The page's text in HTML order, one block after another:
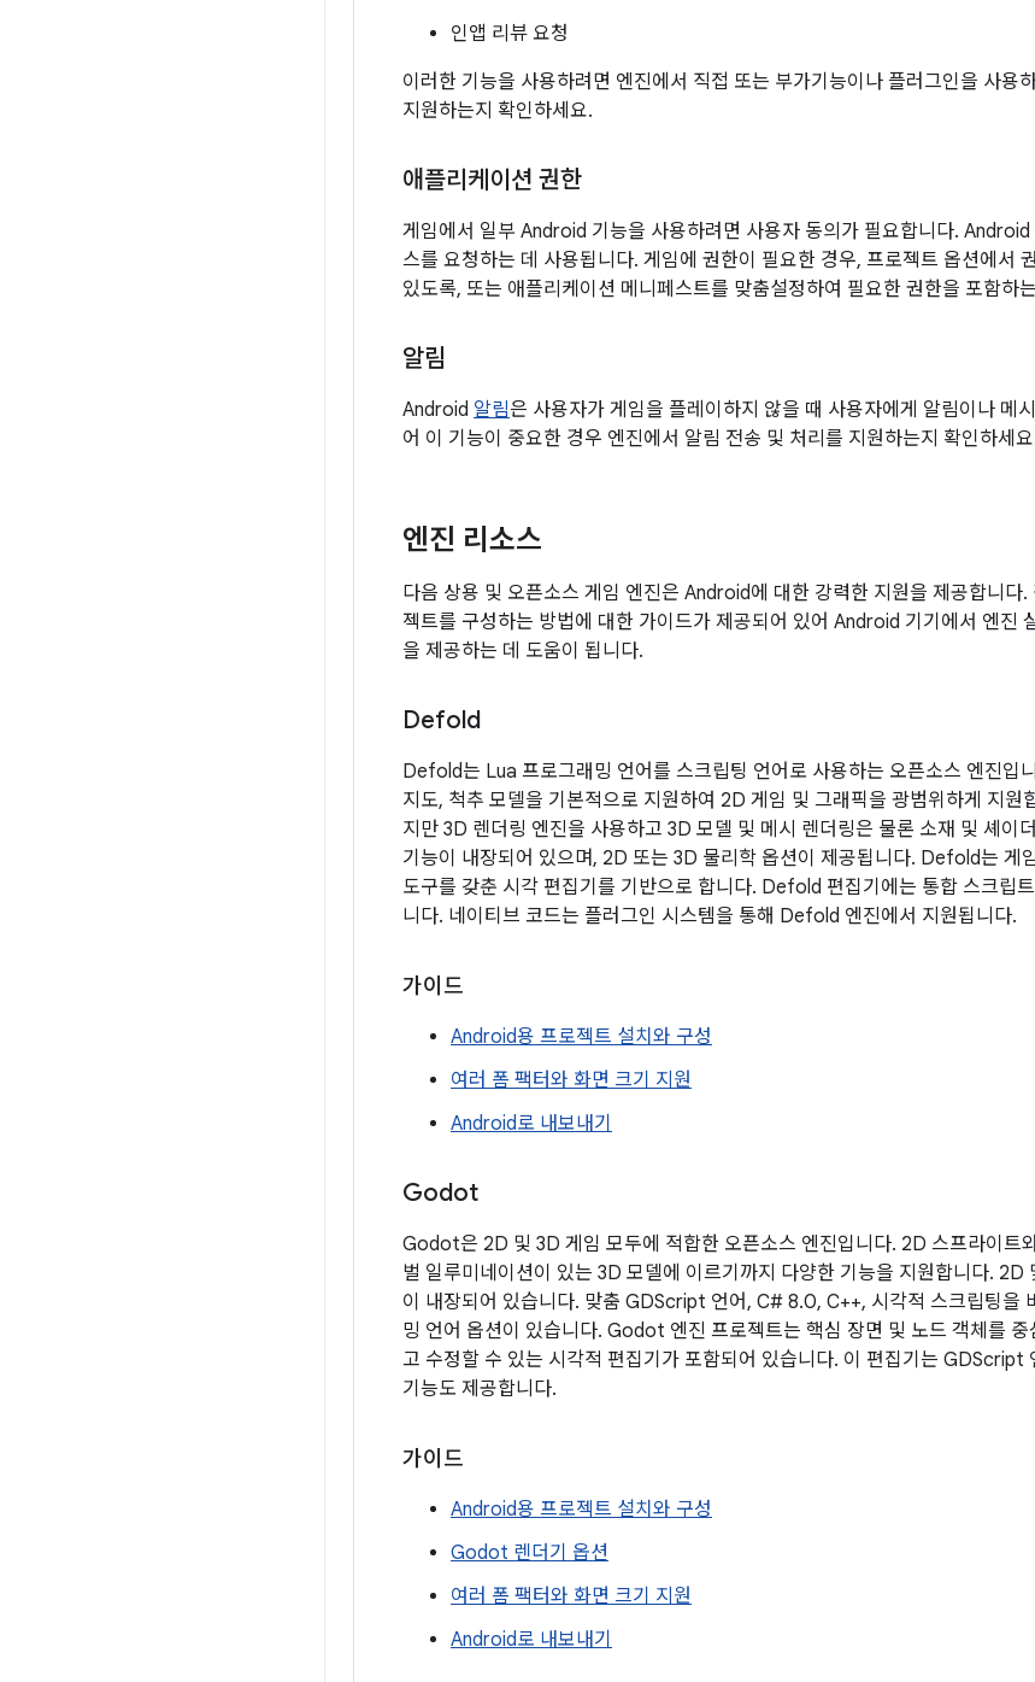
인앱 리뷰 요청
이러한 기능을 사용하려면 엔진에서 직접 또는 부가기능이나 플러그인을 사
지원하는지 확인하세요.
애플리케이션 권한
게임에서 일부 Android 기능을 사용하려면 사용자 동의가 필요합니다. Android
스를 요청하는 데 사용됩니다. 게임에 권한이 필요한 경우, 프로젝트 옵션에서
있도록, 또는 애플리케이션 메니페스트를 맞춤설정하여 필요한 권한을 포함하
알림
Android 알림은 사용자가 게임을 플레이하지 않을 때 사용자에게 알림이나 메
어 이 기능이 중요한 경우 엔진에서 알림 전송 및 처리를 지원하는지 확인하세
엔진 리소스
다음 상용 및 오픈소스 게임 엔진은 Android에 대한 강력한 지원을 제공합니
젝트를 구성하는 방법에 대한 가이드가 제공되어 있어 Android 기기에서 엔진
을 제공하는 데 도움이 됩니다.
Defold
Defold는 Lua 프로그래밍 언어를 스크립팅 언어로 사용하는 오픈소스 엔진입
지도, 척추 모델을 기본적으로 지원하여 2D 게임 및 그래픽을 광범위하게 지
지만 3D 렌더링 엔진을 사용하고 3D 모델 및 메시 렌더링은 물론 소재 및 셰이
기능이 내장되어 있으며, 2D 또는 3D 물리학 옵션이 제공됩니다. Defold는 게
도구를 갖춘 시각 편집기를 기반으로 합니다. Defold 편집기에는 통합 스크립
니다. 네이티브 코드는 플러그인 시스템을 통해 Defold 엔진에서 지원됩니다.
가이드
Android용 프로젝트 설치와 구성
여러 폼 팩터와 화면 크기 지원
Android로 내보내기
Godot
Godot은 2D 및 3D 게임 모두에 적합한 오픈소스 엔진입니다. 2D 스프라이트
벌 일루미네이션이 있는 3D 모델에 이르기까지 다양한 기능을 지원합니다. 2D
이 내장되어 있습니다. 맞춤 GDScript 언어, C# 8.0, C++, 시각적 스크립팅을
밍 언어 옵션이 있습니다. Godot 엔진 프로젝트는 핵심 장면 및 노드 객체를
고 수정할 수 있는 시각적 편집기가 포함되어 있습니다. 이 편집기는 GDScript
기능도 제공합니다.
가이드
Android용 프로젝트 설치와 구성
Godot 렌더기 옵션
여러 폼 팩터와 화면 크기 지원
Android로 내보내기